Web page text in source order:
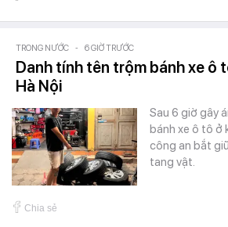
TRONG NƯỚC - 6 GIỜ TRƯỚC
Danh tính tên trộm bánh xe ô
Hà Nội
Sau 6 giờ gây
bánh xe ô tô ở
công an bắt
tang vật.
Chia sẻ